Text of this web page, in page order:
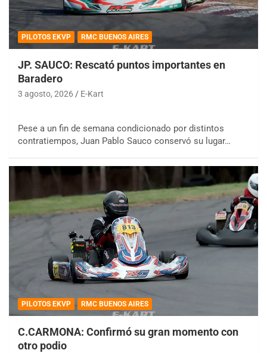
PILOTOS EKVP RMC BUENOS AIRES
JP. SAUCO: Rescató puntos importantes en
Baradero
3 agosto, 2026 E-Kart
Pese a un fin de semana condicionado por distintos
contratiempos, Juan Pablo Sauco conservó su lugar…
PILOTOS EKVP RMC BUENOS AIRES
C.CARMONA: Confirmó su gran momento con
otro podio